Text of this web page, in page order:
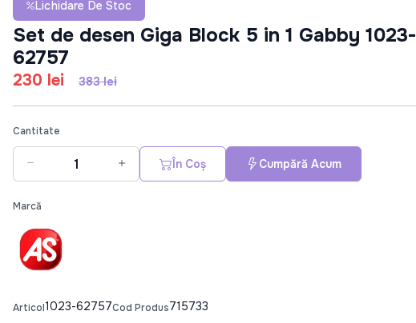
Lichidare De Stoc
Set de desen Giga Block 5 in 1 Gabby 1023-
62757
230 lei 383 lei
Cantitate
În Coș Cumpără Acum
Marcă
Articol1023-62757Cod Produs715733